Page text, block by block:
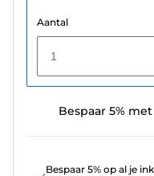
Aantal
1
Bespaar 5%
Bespaar 5% op al je